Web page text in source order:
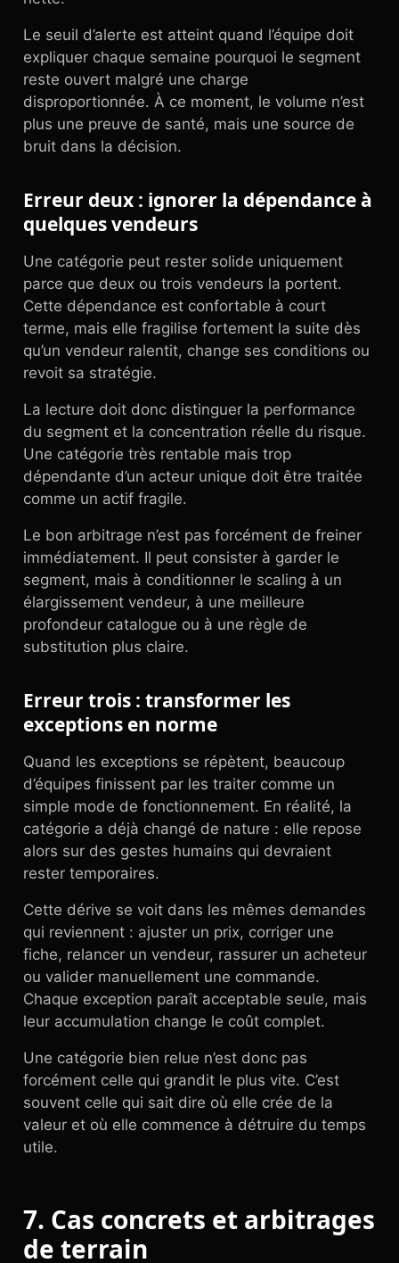
Le seuil d’alerte est atteint quand l’équipe doit
expliquer chaque semaine pourquoi le segment
reste ouvert malgré une charge
disproportionnée. À ce moment, le volume n’est
plus une preuve de santé, mais une source de
bruit dans la décision.
Erreur deux : ignorer la dépendance à
quelques vendeurs
Une catégorie peut rester solide uniquement
parce que deux ou trois vendeurs la portent.
Cette dépendance est confortable à court
terme, mais elle fragilise fortement la suite dès
qu’un vendeur ralentit, change ses conditions ou
revoit sa stratégie.
La lecture doit donc distinguer la performance
du segment et la concentration réelle du risque.
Une catégorie très rentable mais trop
dépendante d’un acteur unique doit être traitée
comme un actif fragile.
Le bon arbitrage n’est pas forcément de freiner
immédiatement. Il peut consister à garder le
segment, mais à conditionner le scaling à un
élargissement vendeur, à une meilleure
profondeur catalogue ou à une règle de
substitution plus claire.
Erreur trois : transformer les
exceptions en norme
Quand les exceptions se répètent, beaucoup
d’équipes finissent par les traiter comme un
simple mode de fonctionnement. En réalité, la
catégorie a déjà changé de nature : elle repose
alors sur des gestes humains qui devraient
rester temporaires.
Cette dérive se voit dans les mêmes demandes
qui reviennent : ajuster un prix, corriger une
fiche, relancer un vendeur, rassurer un acheteur
ou valider manuellement une commande.
Chaque exception paraît acceptable seule, mais
leur accumulation change le coût complet.
Une catégorie bien relue n’est donc pas
forcément celle qui grandit le plus vite. C’est
souvent celle qui sait dire où elle crée de la
valeur et où elle commence à détruire du temps
utile.
7. Cas concrets et arbitrages
de terrain